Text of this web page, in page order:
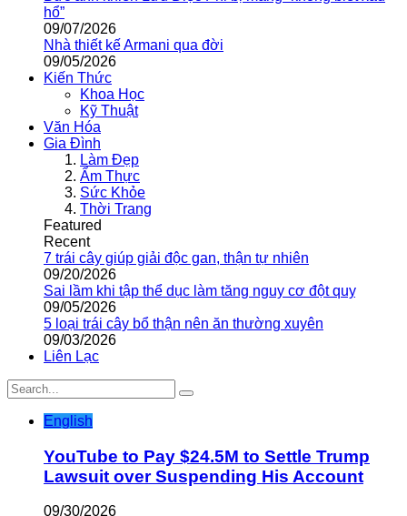
hổ”
09/07/2026
Nhà thiết kế Armani qua đời
09/05/2026
Kiến Thức
Khoa Học
Kỹ Thuật
Văn Hóa
Gia Đình
Làm Đẹp
Ẩm Thực
Sức Khỏe
Thời Trang
Featured
Recent
7 trái cây giúp giải độc gan, thận tự nhiên
09/20/2026
Sai lầm khi tập thể dục làm tăng nguy cơ đột quỵ
09/05/2026
5 loại trái cây bổ thận nên ăn thường xuyên
09/03/2026
Liên Lạc
English
YouTube to Pay $24.5M to Settle Trump
Lawsuit over Suspending His Account
09/30/2026